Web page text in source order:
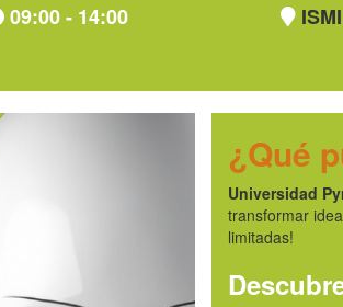
09:00 - 14:00
¿Qué
Universidad
transformar
limitadas!